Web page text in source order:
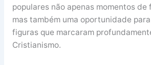
populares não apenas momentos
mas também uma oportunidade
figuras que marcaram
Cristianismo.